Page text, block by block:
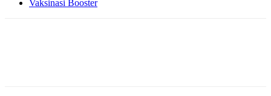
Vaksinasi Booster